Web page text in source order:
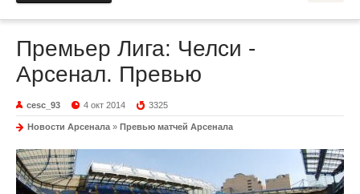
Премьер Лига: Челси -
Арсенал. Превью
cesc_93 4 окт 2014 3325
Новости Арсенала » Превью матчей Арсенала